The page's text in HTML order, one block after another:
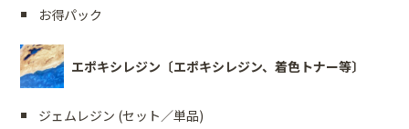
お得パック
エポキシレジン〔エポキシレジン、着色トナー等〕
ジェムレジン (セット／単品)